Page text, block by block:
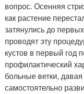
вопрос. Осенняя
как растение
затянулись до
проводят эту
кустов в первый год
профилактический
больные ветки,
самостоятельно